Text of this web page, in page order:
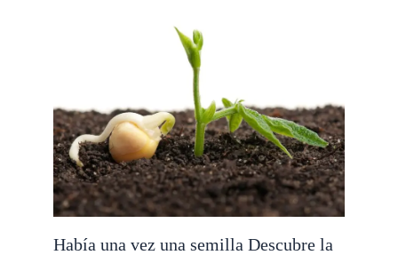
Había una vez una semilla Descubre la